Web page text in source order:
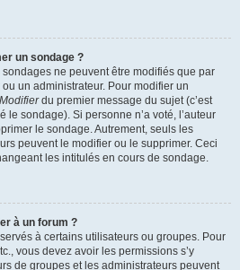
un sondage ?
ne peuvent être modifiés que par
un administrateur. Pour modifier un
Modifierdu premier message du sujet (c’est
le sondage). Si personne n’a voté, l’auteur
le sondage. Autrement, seuls les
peuvent le modifier ou le supprimer. Ceci
les intitulés en cours de sondage.
à un forum ?
à certains utilisateurs ou groupes. Pour
vous devez avoir les permissions s’y
de groupes et les administrateurs peuvent